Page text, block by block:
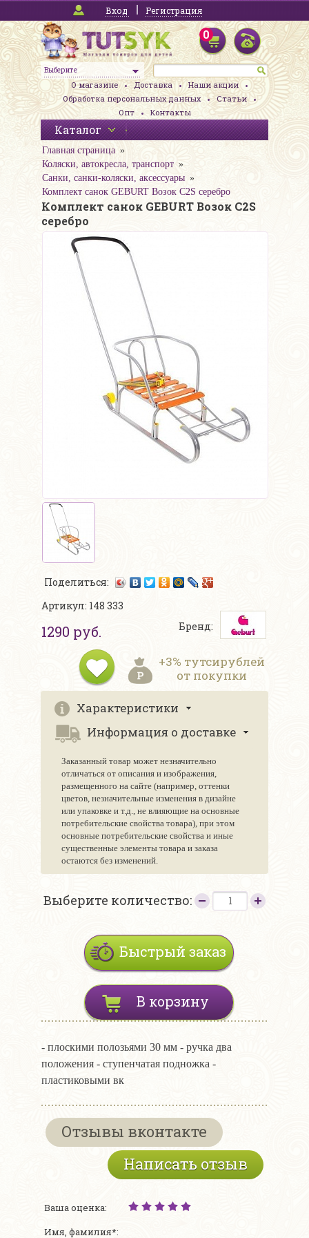
Вход Регистрация
Выберите
0
О магазине Доставка
Наши акции
Обработка персональных данных
Статьи
Опт
Контакты
Каталог
Главная страница
Коляски, автокресла, транспорт
Санки, санки-коляски, аксессуары
Комплект санок GEBURT Возок C2S серебро
Комплект санок GEBURT Возок C2S
серебро
Поделиться:
Артикул: 148 333
1290 руб. Бренд:
+3% тутсирублей
от покупки
Характеристики
Информация о доставке
Заказанный товар может незначительно
отличаться от описания и изображения,
размещенного на сайте (например, оттенки
цветов, незначительные изменения в дизайне
или упаковке и т.д., не влияющие на основные
потребительские свойства товара), при этом
основные потребительские свойства и иные
существенные элементы товара и заказа
остаются без изменений.
Выберите количество:
Быстрый заказ
В корзину
- плоскими полозьями 30 мм - ручка два
положения - ступенчатая подножка -
пластиковыми вк
Отзывы вконтакте
Написать отзыв
Ваша оценка:
Имя, фамилия*: